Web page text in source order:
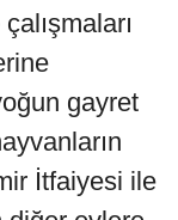
gayret
İtfaiyesi ile